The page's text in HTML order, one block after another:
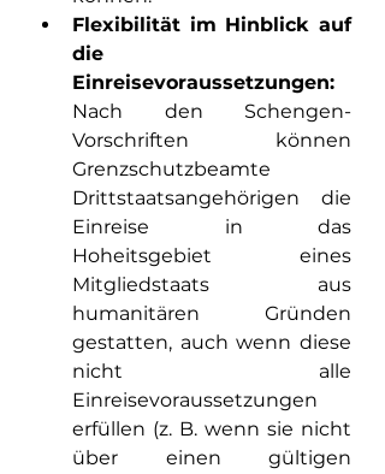
Flexibilität im Hinblick auf
die
Nach den Schengen-
Vorschriften können
Grenzschutzbeamte
Drittstaatsangehörigen die
Einreise in das
Hoheitsgebiet eines
Mitgliedstaats aus
humanitären Gründen
gestatten, auch wenn diese
nicht alle
Einreisevoraussetzungen
erfüllen (z. B. wenn sie nicht
über einen gültigen